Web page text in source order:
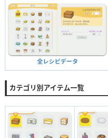
全レシピデータ
カテゴリ別アイテム一覧